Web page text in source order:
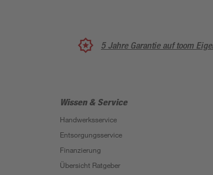
5 Jahre Garantie auf toom
Wissen & Service
Handwerksservice
Entsorgungsservice
Finanzierung
Übersicht Ratgeber